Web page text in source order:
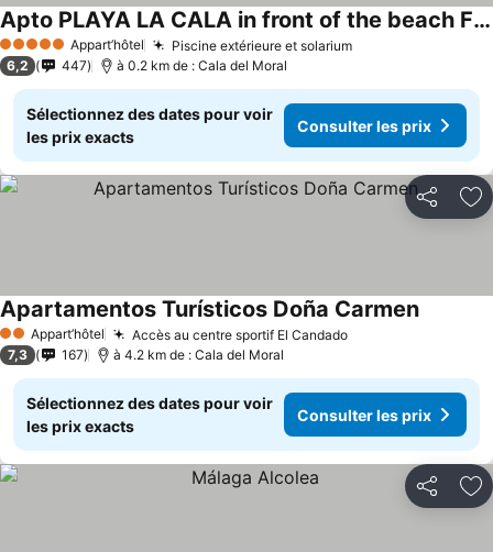
5 Étoiles Appart’hôtel Piscine extérieure et solariumConsulter les
Apto PLAYA LA CALA in front of the beach Free parking
Consulter les prix
6,2 447 à 0.2 km de : Cala del Moral
Sélectionnez des dates pour voir
les prix exacts
Consulter les prix
Partager
2 ÉtoilesAppart’hôtel Accès au centre sportif El CandadoConsulter les prix
Apartamentos Turísticos Doña Carmen
7,3 167 à 4.2 km de : Cala del Moral
Sélectionnez des dates pour voir
les prix exacts
Consulter les prix
Partager